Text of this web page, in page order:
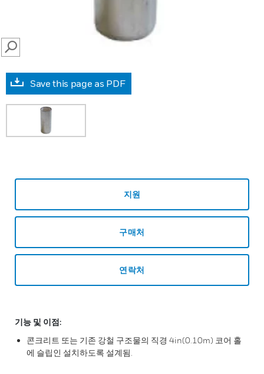
SEARCH
Save this page as PDF
지원
구매처
연락처
기능 및 이점:
콘크리트 또는 기존 강철 구조물의 직경 4in(0.10m) 코어 홀
에 슬립인 설치하도록 설계됨.